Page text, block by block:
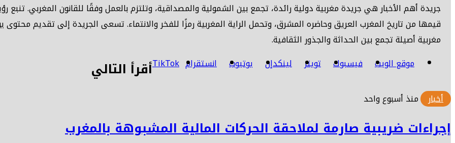
جريدة أهم الأخبار هي جريدة مغربية دولية رائدة، تجمع بين الشمولية والمصداقية، وتلتزم بالعمل وفقًا للقانون المغربي. تنبع
قيمها من تاريخ المغرب العريق وحاضره المشرق، وتحمل الراية المغربية رمزًا للفخر والانتماء. تسعى الجريدة إلى تقديم محتوى
مغربية أصيلة تجمع بين الحداثة والجذور الثقافية.
موقع الويب
فيسبوك تويتر لينكدإن يوتيوب انستقرام TikTokأقرأ التالي
أخبار منذ أسبوع واحد
إجراءات ضريبية صارمة لملاحقة الحركات المالية المشبوهة بالمغرب